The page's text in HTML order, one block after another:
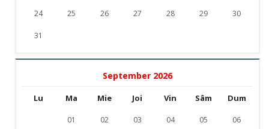
24 25 26 27 28 29 30
31
September 2026
Lu Ma Mie Joi Vin Sâm Dum
01 02 03 04 05 06